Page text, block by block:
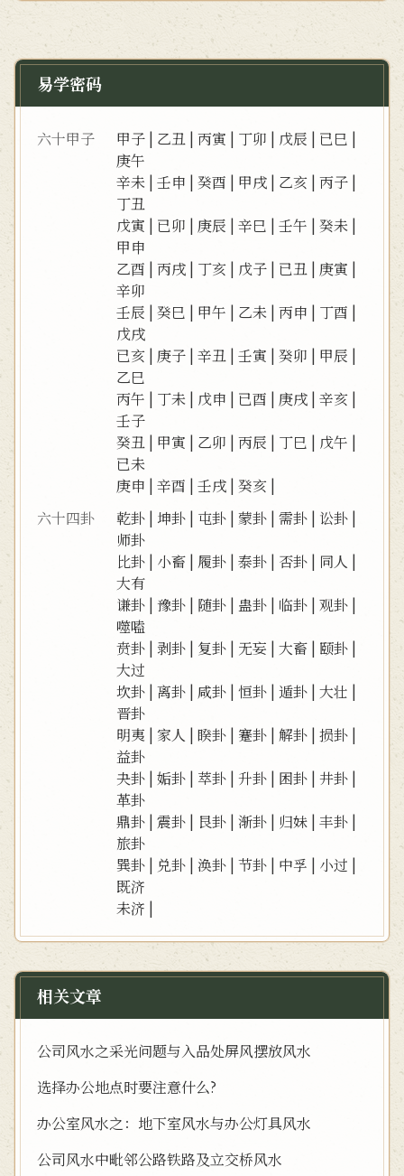
易学密码
六十甲子 甲子 | 乙丑 |丙寅 | 丁卯 | 戊辰 | 已巳 |
庚午
辛未 |壬申 |癸酉 | 甲戌 | 乙亥 |丙子 |
丁丑
戊寅 | 已卯 | 庚辰 |辛巳 |壬午 |癸未 |
甲申
乙酉 |丙戌 | 丁亥 | 戊子 | 已丑 | 庚寅 |
辛卯
壬辰 |癸巳 | 甲午 | 乙未 |丙申 | 丁酉 |
戊戌
已亥 | 庚子 |辛丑 |壬寅 |癸卯 | 甲辰 |
乙巳
丙午 | 丁未 | 戊申 | 已酉 | 庚戌 |辛亥 |
壬子
癸丑 | 甲寅 | 乙卯 |丙辰 | 丁巳 | 戊午 |
已未
庚申 |辛酉 |壬戌 |癸亥 |
六十四卦
乾卦 | 坤卦 | 屯卦 |蒙卦 |需卦 | 讼卦 |
师卦
比卦 | 小畜 | 履卦 |泰卦 | 否卦 | 同人 |
大有
谦卦 |豫卦 | 随卦 | 蛊卦 | 临卦 |观卦 |
噬嗑
贲卦 | 剥卦 | 复卦 | 无妄 |大畜 | 颐卦 |
大过
坎卦 |离卦 | 咸卦 |恒卦 |遁卦 |大壮 |
晋卦
明夷 |家人 |睽卦 | 蹇卦 |解卦 |损卦 |
益卦
夬卦 |姤卦 | 萃卦 |升卦 | 困卦 |井卦 |
革卦
鼎卦 |震卦 | 艮卦 |渐卦 | 归妹 |丰卦 |
旅卦
巽卦 | 兑卦 |涣卦 |节卦 | 中孚 | 小过 |
既济
未济 |
相关文章
公司风水之采光问题与入品处屏风摆放风水
选择办公地点时要注意什么?
办公室风水之：地下室风水与办公灯具风水
公司风水中毗邻公路铁路及立交桥风水